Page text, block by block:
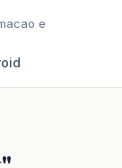
e